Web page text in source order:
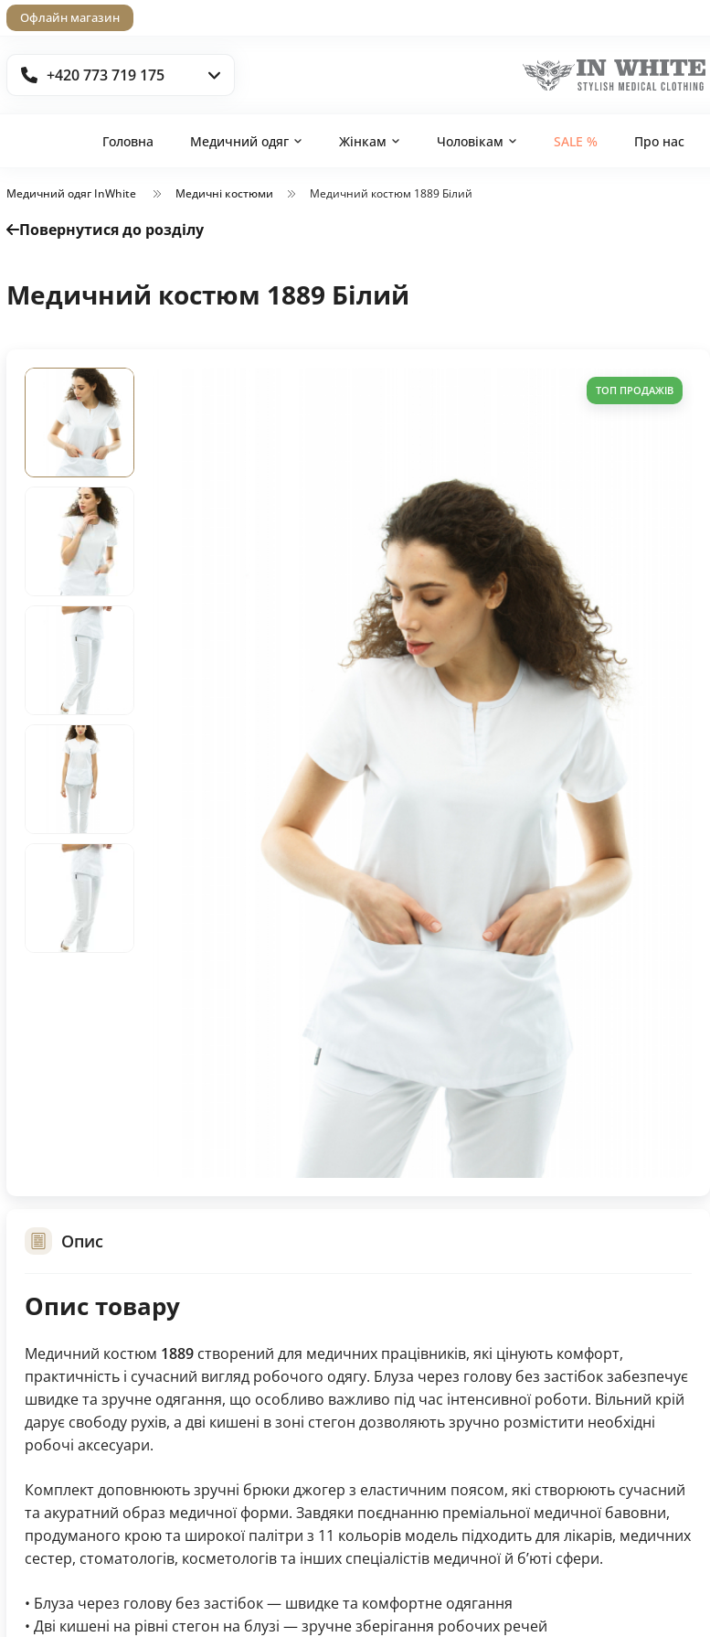
Офлайн магазин
+420 773 719 175
Головна Медичний одяг Жінкам Чоловікам SALE % Про нас
Медичний одяг InWhite Медичні костюми Медичний костюм 1889 Білий
Повернутися до розділу
Медичний костюм 1889 Білий
ТОП ПРОДАЖІВ
Опис
Опис товару
Медичний костюм 1889 створений для медичних працівників, які цінують комфорт,
практичність і сучасний вигляд робочого одягу. Блуза через голову без застібок забезпечує
швидке та зручне одягання, що особливо важливо під час інтенсивної роботи. Вільний крій
дарує свободу рухів, а дві кишені в зоні стегон дозволяють зручно розмістити необхідні
робочі аксесуари.
Комплект доповнюють зручні брюки джогер з еластичним поясом, які створюють сучасний
та акуратний образ медичної форми. Завдяки поєднанню преміальної медичної бавовни,
продуманого крою та широкої палітри з 11 кольорів модель підходить для лікарів, медичних
сестер, стоматологів, косметологів та інших спеціалістів медичної й б’юті сфери.
• Блуза через голову без застібок — швидке та комфортне одягання
• Дві кишені на рівні стегон на блузі — зручне зберігання робочих речей